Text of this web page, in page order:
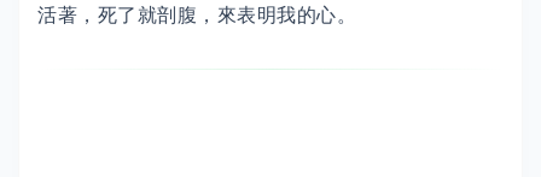
活著，死了就剖腹，來表明我的心。